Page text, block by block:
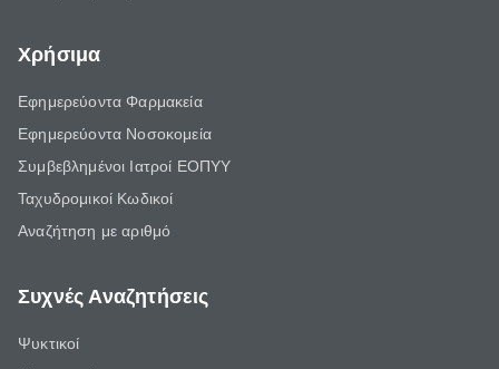
Χρήσιμα
Εφημερεύοντα Φαρμακεία
Εφημερεύοντα Νοσοκομεία
Συμβεβλημένοι Ιατροί ΕΟΠΥΥ
Ταχυδρομικοί Κωδικοί
Αναζήτηση με αριθμό
Συχνές Αναζητήσεις
Ψυκτικοί